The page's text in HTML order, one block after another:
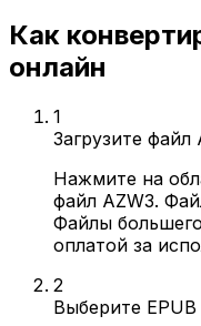
Как
онлайн
1
Загрузите файл
Нажмите на
файл AZW3.
Файлы
оплатой за
2
Выберите